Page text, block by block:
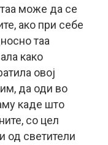
може да се
ако при себе
таа
како
овој
да оди во
каде што
со цел
од светители